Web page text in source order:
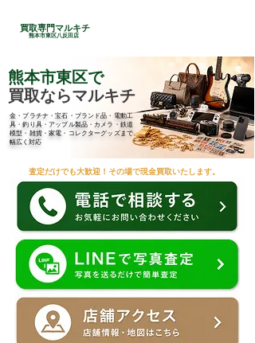
買取専門マルキチ
熊本市東区八反田店
熊本市東区で
買取ならマルキチ
金・プラチナ・宝石・ブランド品・電動工
具・釣り具・アップル製品・カメラ・鉄道
模型・雑貨・家電・コレクターグッズまで
幅広く対応
査定だけでも大歓迎！その場で現金買取いたします。